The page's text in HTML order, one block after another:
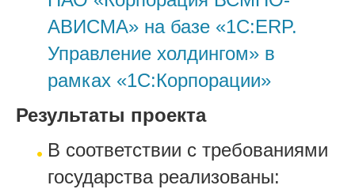
АВИСМА» на базе «1С:ERP.
Управление холдингом» в
рамках «1С:Корпорации»
Результаты проекта
В соответствии с требованиями
государства реализованы: